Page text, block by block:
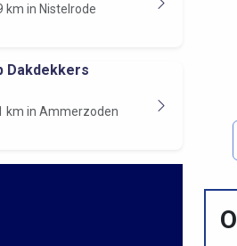
km in Nistelrode
Dakdekkers
km in Ammerzoden